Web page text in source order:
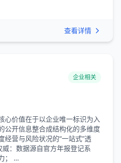
查看详情
企业相关
心价值在于以企业唯一标识为入
公开信息整合成结构化的多维度
经营与风险状况的“一站式”透
：数据源自官方年报登记系
； …